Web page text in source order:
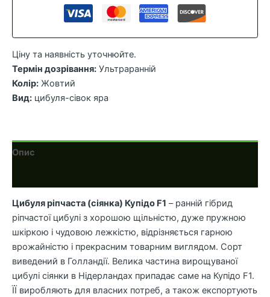
Ціну та наявність уточнюйте.
Термін дозрівання: Ультраранній
Колір: Жовтий
Вид: цибуля-сівок яра
Опис
Цибуля ріпчаста (сіянка) Купідо F1 – ранній гібрид
ріпчастої цибулі з хорошою щільністю, дуже пружною
шкіркою і чудовою лежкістю, відрізняється гарною
врожайністю і прекрасним товарним виглядом. Сорт
виведений в Голландії. Велика частина вирощуваної
цибулі сіянки в Нідерландах припадає саме на Купідо F1.
ЇЇ виробляють для власних потреб, а також експортують